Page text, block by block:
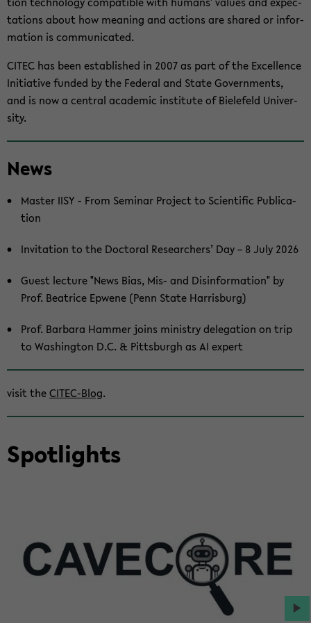
Haupt­
halt
der
tion
seln
News
Mas­ter IISY - From Sem­i­nar Project to Sci­en­tific Pub­li­ca­
tion
In­vi­ta­tion to the Doc­toral Re­searchers’ Day – 8 July 2026
Guest lec­ture "News Bias, Mis- and Dis­in­for­ma­tion" by
Prof. Beat­rice Ep­wene (Penn State Har­ris­burg)
Prof. Bar­bara Ham­mer joins min­istry del­e­ga­tion on trip
to Wash­ing­ton D.C. & Pitts­burgh as AI ex­pert
visit theCITEC-​Blog.
ta­tions about how mean­ing and ac­tions are shared or in­for­
ma­tion is com­mu­ni­cated.
CITEC has been es­tab­lished in 2007 as part of the Ex­cel­lence
Ini­tia­tive funded by the Fed­eral and State Gov­ern­ments,
and is now a cen­tral aca­d­e­mic in­sti­tute of Biele­feld Uni­ver­
sity.
Spot­lights